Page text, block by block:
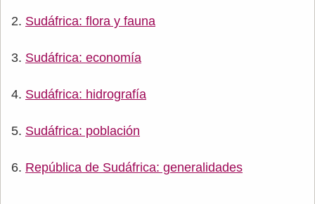
Sudáfrica: flora y fauna
Sudáfrica: economía
Sudáfrica: hidrografía
Sudáfrica: población
República de Sudáfrica: generalidades